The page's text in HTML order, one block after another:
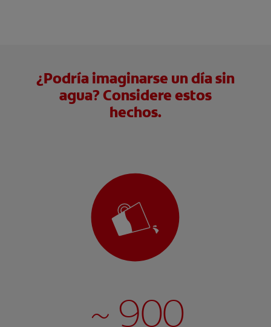
¿Podría imaginarse un día sin
agua? Considere estos
hechos.
~ 900